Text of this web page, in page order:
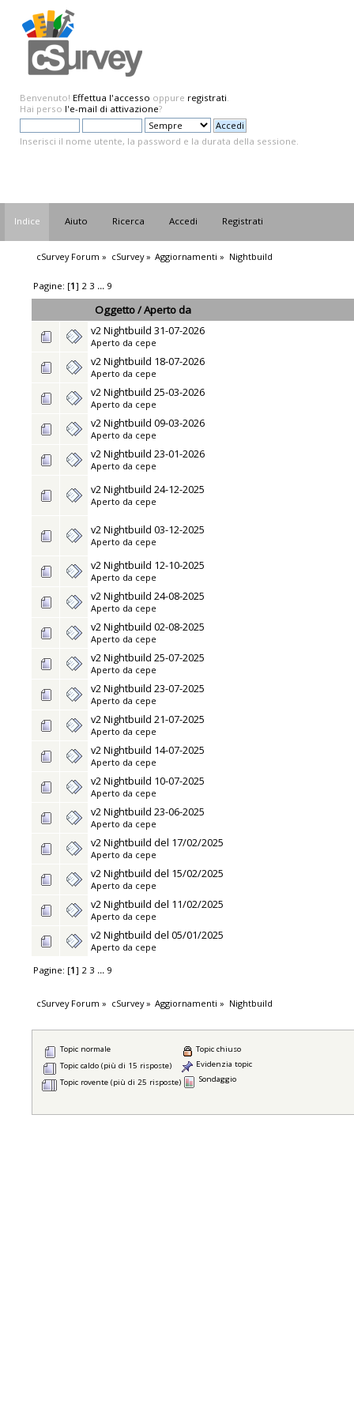
Benvenuto! Effettua l'accesso oppure registrati.
Hai perso l'e-mail di attivazione?
Inserisci il nome utente, la password e la durata della sessione.
Indice Aiuto Ricerca Accedi Registrati
cSurvey Forum » cSurvey» Aggiornamenti » Nightbuild
Pagine: [1] 2 3 ... 9
Oggetto/Aperto da
v2 Nightbuild 31-07-2026
Aperto da cepe
v2 Nightbuild 18-07-2026
Aperto da cepe
v2 Nightbuild 25-03-2026
Aperto da cepe
v2 Nightbuild 09-03-2026
Aperto da cepe
v2 Nightbuild 23-01-2026
Aperto da cepe
v2 Nightbuild 24-12-2025
Aperto da cepe
v2 Nightbuild 03-12-2025
Aperto da cepe
v2 Nightbuild 12-10-2025
Aperto da cepe
v2 Nightbuild 24-08-2025
Aperto da cepe
v2 Nightbuild 02-08-2025
Aperto da cepe
v2 Nightbuild 25-07-2025
Aperto da cepe
v2 Nightbuild 23-07-2025
Aperto da cepe
v2 Nightbuild 21-07-2025
Aperto da cepe
v2 Nightbuild 14-07-2025
Aperto da cepe
v2 Nightbuild 10-07-2025
Aperto da cepe
v2 Nightbuild 23-06-2025
Aperto da cepe
v2 Nightbuild del 17/02/2025
Aperto da cepe
v2 Nightbuild del 15/02/2025
Aperto da cepe
v2 Nightbuild del 11/02/2025
Aperto da cepe
v2 Nightbuild del 05/01/2025
Aperto da cepe
Pagine: [1] 2 3 ... 9
cSurvey Forum » cSurvey» Aggiornamenti » Nightbuild
Topic normale
Topic caldo (più di 15 risposte)
Topic rovente (più di 25 risposte)
Topic chiuso
Evidenzia topic
Sondaggio